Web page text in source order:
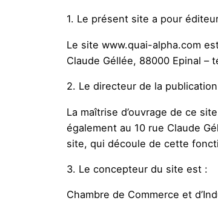
1. Le présent site a pour
Le site www.quai-alpha.com
Claude Géllée, 88000 Epinal –
2. Le directeur de la
La maîtrise d’ouvrage de ce
également au 10 rue Claude
site, qui découle de cette
3. Le concepteur du site est :
Chambre de Commerce et